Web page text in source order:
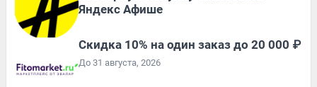
Яндекс Афише
Скидка 10% на один заказ до 20 000 ₽
До 31 августа, 2026